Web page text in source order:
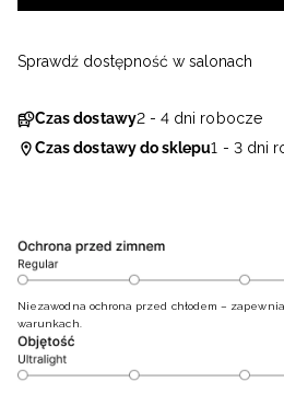
Czas dostawy2 - 4 dni robocze
Czas dostawy do sklepu1 - 3 dni
Sprawdź dostępność w salonach
Niezawodna ochrona przed chłodem –
warunkach.